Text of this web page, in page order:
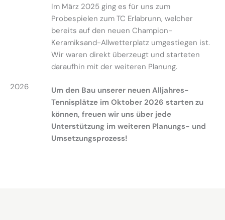
Im März 2025 ging es für uns zum
Probespielen zum TC Erlabrunn, welcher
bereits auf den neuen Champion-
Keramiksand-Allwetterplatz umgestiegen ist.
Wir waren direkt überzeugt und starteten
daraufhin mit der weiteren Planung.
2026
Um den Bau unserer neuen Alljahres-
Tennisplätze im Oktober 2026 starten zu
können, freuen wir uns über jede
Unterstützung im weiteren Planungs- und
Umsetzungsprozess!